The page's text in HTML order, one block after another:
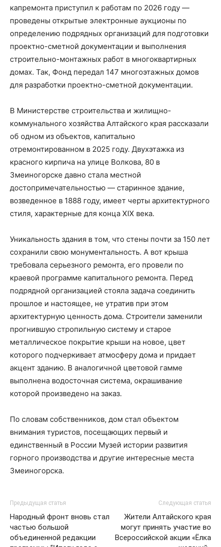
капремонта приступил к работам по 2026 году —
проведены открытые электронные аукционы по
определению подрядных организаций для подготовки
проектно-сметной документации и выполнения
строительно-монтажных работ в многоквартирных
домах. Так, Фонд передал 147 многоэтажных домов
для разработки проектно-сметной документации.
В Министерстве строительства и жилищно-
коммунального хозяйства Алтайского края рассказали
об одном из объектов, капитально
отремонтированном в 2025 году. Двухэтажка из
красного кирпича на улице Волкова, 80 в
Змеиногорске давно стала местной
достопримечательностью — старинное здание,
возведенное в 1888 году, имеет черты архитектурного
стиля, характерные для конца XIX века.
Уникальность здания в том, что стены почти за 150 лет
сохранили свою монументальность. А вот крыша
требовала серьезного ремонта, его провели по
краевой программе капитального ремонта. Перед
подрядной организацией стояла задача соединить
прошлое и настоящее, не утратив при этом
архитектурную ценность дома. Строители заменили
прогнившую стропильную систему и старое
металлическое покрытие крыши на новое, цвет
которого подчеркивает атмосферу дома и придает
акцент зданию. В аналогичной цветовой гамме
выполнена водосточная система, окрашивание
которой произведено на заказ.
По словам собственников, дом стал объектом
внимания туристов, посещающих первый и
единственный в России Музей истории развития
горного производства и другие интересные места
Змеиногорска.
Предыдущая статья
Народный фронт вновь стал
частью большой
объединенной редакции
Следующая статья
Жители Алтайского края
могут принять участие во
Всероссийской акции «Ёлка